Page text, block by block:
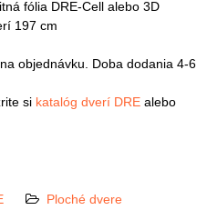
fólia DRE-Cell alebo 3D
197 cm
objednávku. Doba dodania 4-6
si katalóg dverí DRE alebo
Ploché dvere